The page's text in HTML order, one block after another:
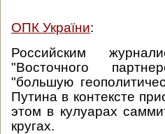
ОПК України:
Российским
"Восточного
"большую
Путина в контексте
этом в кулуарах
кругах.